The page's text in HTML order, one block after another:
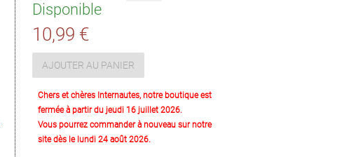
Disponible
10,99 €
AJOUTER AU PANIER
Chers et chères Internautes, notre boutique est
fermée à partir du jeudi 16 juillet 2026.
Vous pourrez commander à nouveau sur notre
site dès le lundi 24 août 2026.